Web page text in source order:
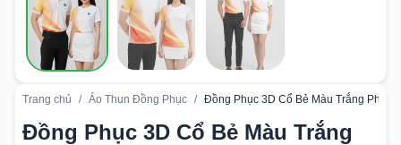
Trang chủ / Áo Thun Đồng Phục / Đồng Phục 3D Cổ Bẻ Màu Trắng Phối
Đồng Phục 3D Cổ Bẻ Màu Trắng